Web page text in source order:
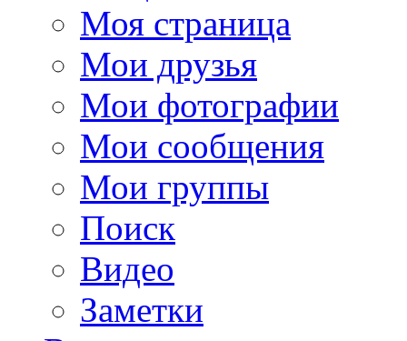
Моя страница
Мои друзья
Мои фотографии
Мои сообщения
Мои группы
Поиск
Видео
Заметки